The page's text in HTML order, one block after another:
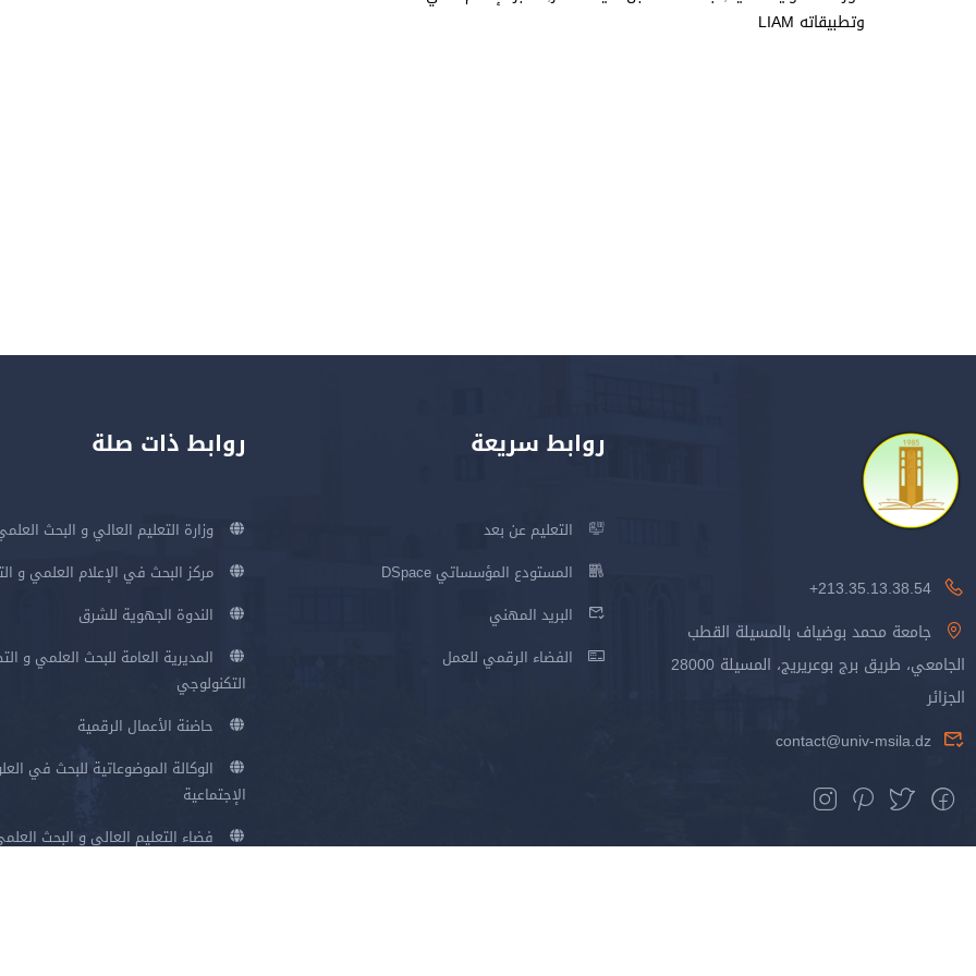
وتطبيقاته LIAM
213.35.13.38.54+
جامعة محمد بوضياف بالمسيلة القطب
الجامعي، طريق برج بوعريريج، المسيلة 28000
الجزائر
contact@univ-msila.dz
روابط سريعة
التعليم عن بعد
المستودع المؤسساتي DSpace
البريد المهني
الفضاء الرقمي للعمل
روابط ذات صلة
وزارة التعليم العالي و البحث
مركز البحث في الإعلام العلمي و
الندوة الجهوية للشرق
المديرية العامة للبحث العلمي و
التكنولوجي
حاضنة الأعمال الرقمية
الوكالة الموضوعاتية للبحث في
الإجتماعية
فضاء التعليم العالي و البحث